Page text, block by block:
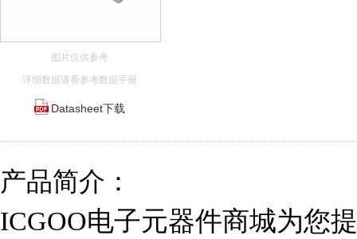
图片仅供参考
详细数据请看参考数据手册
Datasheet下载
产品简介：
ICGOO电子元器件商城为您